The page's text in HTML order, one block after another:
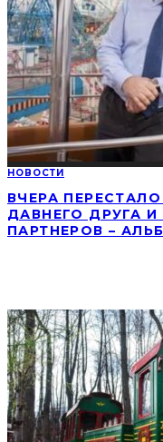
НОВОСТИ
ВЧЕРА
ДАВНЕГО ДРУГА
ПАРТНЕРОВ –